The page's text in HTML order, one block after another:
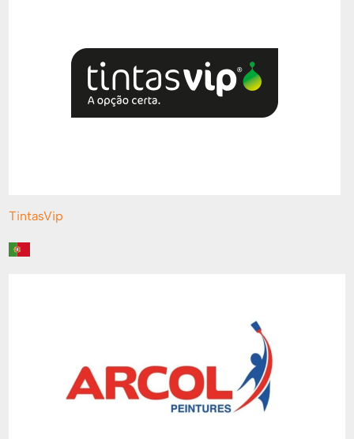
TintasVip